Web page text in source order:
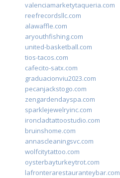
valenciamarketytaqueria.com
reefrecordsllc.com
alawaffle.com
aryouthfishing.com
united-basketball.com
tios-tacos.com
cafecito-satx.com
graduacionviu2023.com
pecanjackstogo.com
zengardendayspa.com
sparklejewelryinc.com
ironcladtattoostudio.com
bruinshome.com
annascleaningsvc.com
wolfcitytattoo.com
oysterbayturkeytrot.com
lafronterarestauranteybar.com